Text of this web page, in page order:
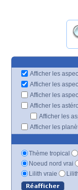
Afficher les
Afficher les
Afficher les
Afficher les
Afficher les
Afficher les
Thème tropical
Noeud nord vrai
Lilith vraie